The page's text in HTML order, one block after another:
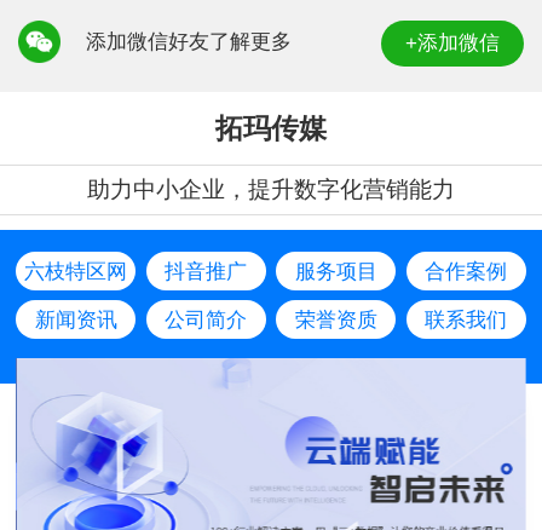
添加微信好友了解更多 +添加微信
拓玛传媒
助力中小企业，提升数字化营销能力
六枝特区网
站建设
抖音推广 服务项目 合作案例
新闻资讯 公司简介 荣誉资质 联系我们